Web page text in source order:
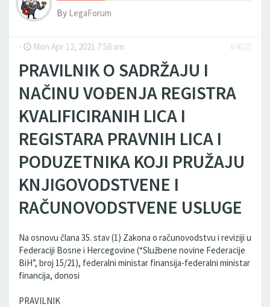
By LegaForum
- Mon Apr 12, 2021 7:58 am #4627
PRAVILNIK O SADRŽAJU I
NAČINU VOĐENJA REGISTRA
KVALIFICIRANIH LICA I
REGISTARA PRAVNIH LICA I
PODUZETNIKA KOJI PRUŽAJU
KNJIGOVODSTVENE I
RAČUNOVODSTVENE USLUGE
Na osnovu člana 35. stav (1) Zakona o računovodstvu i reviziji u
Federaciji Bosne i Hercegovine (“Službene novine Federacije
BiH”, broj 15/21), federalni ministar finansija-federalni ministar
financija, donosi
PRAVILNIK